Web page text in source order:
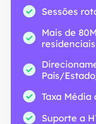
Sessões
Mais de
País/
Taxa Média
Suporte a